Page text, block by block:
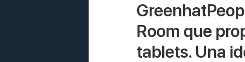
Room que
tablets. Una